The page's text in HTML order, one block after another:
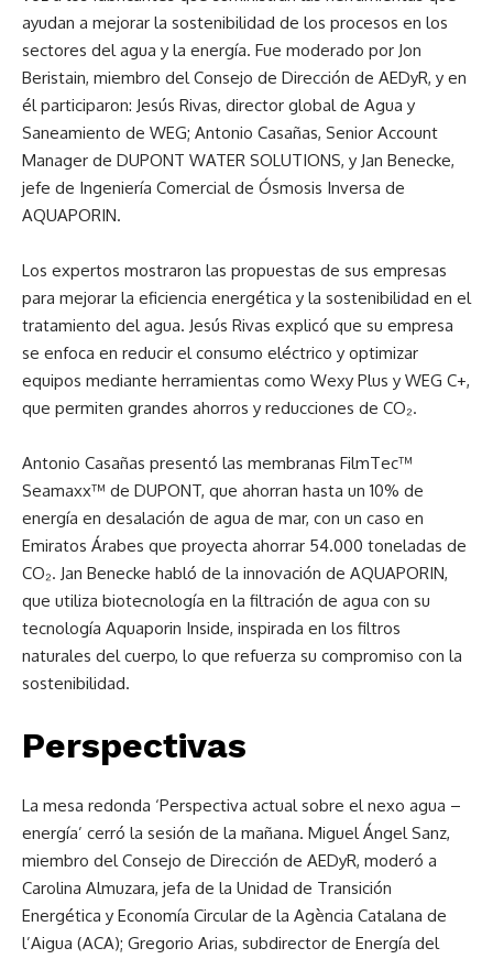
ayudan a mejorar la sostenibilidad de los procesos en los
sectores del agua y la energía. Fue moderado por Jon
Beristain, miembro del Consejo de Dirección de AEDyR, y en
él participaron: Jesús Rivas, director global de Agua y
Saneamiento de WEG; Antonio Casañas, Senior Account
Manager de DUPONT WATER SOLUTIONS, y Jan Benecke,
jefe de Ingeniería Comercial de Ósmosis Inversa de
AQUAPORIN.
Los expertos mostraron las propuestas de sus empresas
para mejorar la eficiencia energética y la sostenibilidad en el
tratamiento del agua. Jesús Rivas explicó que su empresa
se enfoca en reducir el consumo eléctrico y optimizar
equipos mediante herramientas como Wexy Plus y WEG C+,
que permiten grandes ahorros y reducciones de CO₂.
Antonio Casañas presentó las membranas FilmTec™
Seamaxx™ de DUPONT, que ahorran hasta un 10% de
energía en desalación de agua de mar, con un caso en
Emiratos Árabes que proyecta ahorrar 54.000 toneladas de
CO₂. Jan Benecke habló de la innovación de AQUAPORIN,
que utiliza biotecnología en la filtración de agua con su
tecnología Aquaporin Inside, inspirada en los filtros
naturales del cuerpo, lo que refuerza su compromiso con la
sostenibilidad.
Perspectivas
La mesa redonda ‘Perspectiva actual sobre el nexo agua –
energía’ cerró la sesión de la mañana. Miguel Ángel Sanz,
miembro del Consejo de Dirección de AEDyR, moderó a
Carolina Almuzara, jefa de la Unidad de Transición
Energética y Economía Circular de la Agència Catalana de
l’Aigua (ACA); Gregorio Arias, subdirector de Energía del